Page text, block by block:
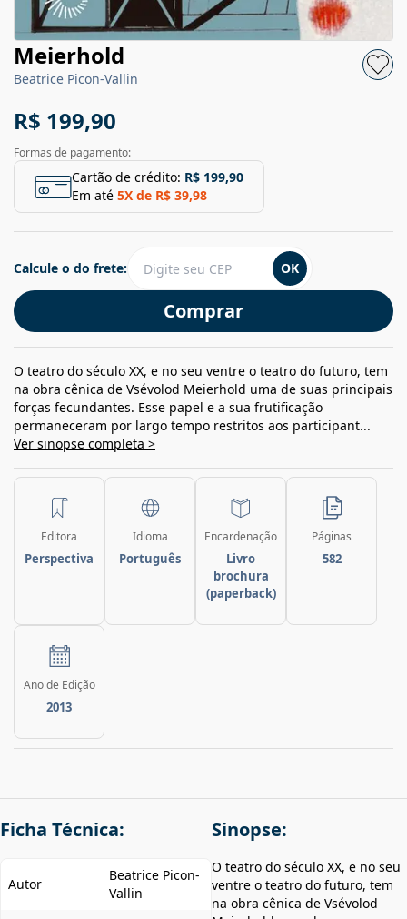
Meierhold
Beatrice Picon-Vallin
R$ 199,90
Formas de pagamento:
Cartão de crédito: R$ 199,90
Em até 5X de R$ 39,98
Comprar
Calcule o do frete: OK
O teatro do século XX, e no seu ventre o teatro do futuro, tem
na obra cênica de Vsévolod Meierhold uma de suas principais
forças fecundantes. Esse papel e a sua frutificação
permaneceram por largo tempo restritos aos participant...
Ver sinopse completa >
Editora
Perspectiva
Idioma
Português
Encardenação
Livro
brochura
(paperback)
Páginas
582
Ano de Edição
2013
Ficha Técnica:
Autor
Beatrice Picon-
Vallin
Sinopse:
O teatro do século XX, e no seu
ventre o teatro do futuro, tem
na obra cênica de Vsévolod